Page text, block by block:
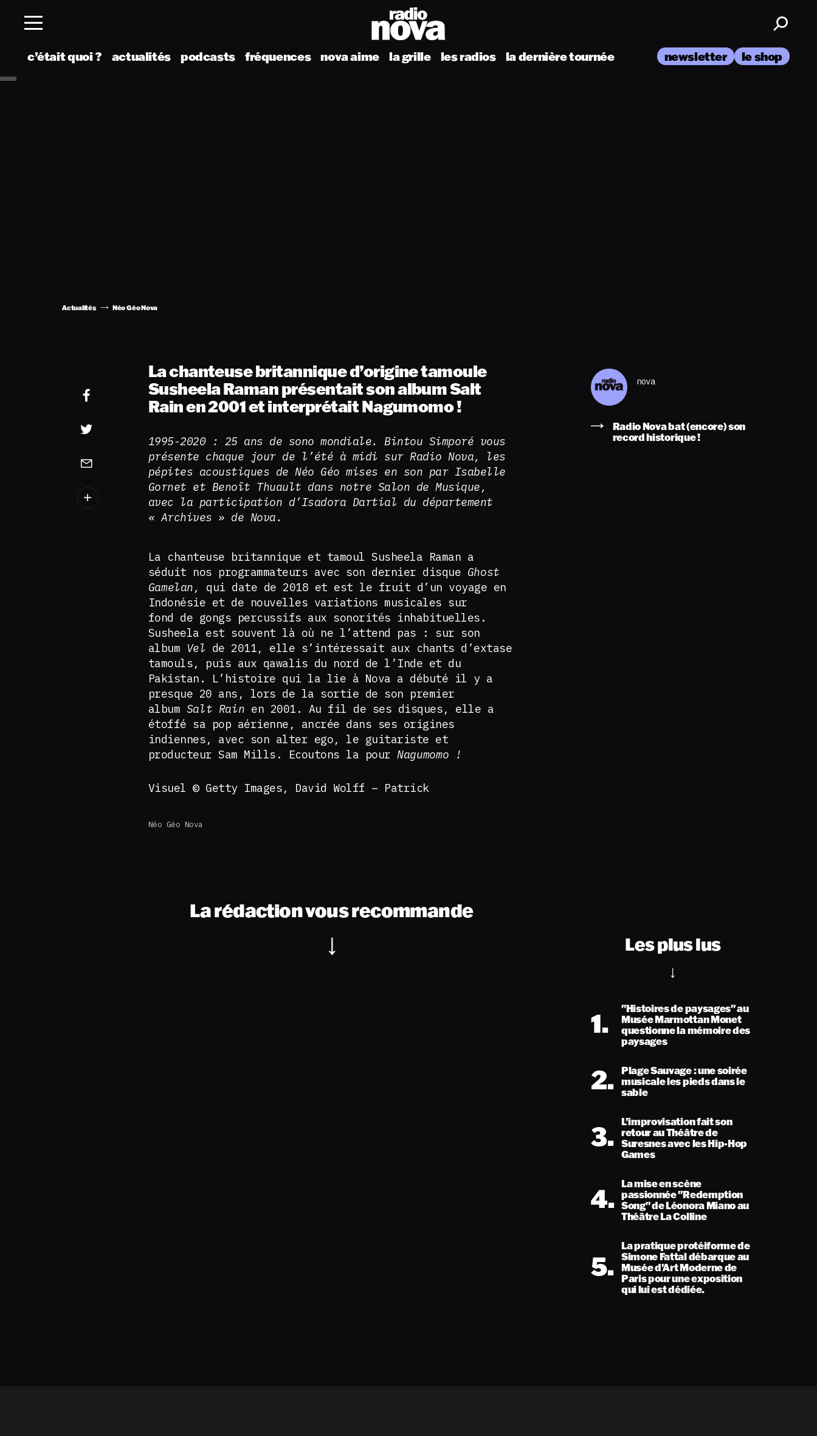
c’était quoi ? actualités podcasts fréquences nova aime la grille les radios la dernière tournée newsletter le shop
Actualités Néo Géo Nova
La chanteuse britannique d’origine tamoule
Susheela Raman présentait son album Salt
Rain en 2001 et interprétait Nagumomo !
1995-2020 : 25 ans de sono mondiale. Bintou Simporé vous
présente chaque jour de l’été à midi sur Radio Nova, les
pépites acoustiques de Néo Géo mises en son par Isabelle
Gornet et Benoît Thuault dans notre Salon de Musique,
avec la participation d’Isadora Dartial du département
« Archives » de Nova.
La chanteuse britannique et tamoul Susheela Raman a
séduit nos programmateurs avec son dernier disque Ghost
Gamelan, qui date de 2018 et est le fruit d’un voyage en
Indonésie et de nouvelles variations musicales sur
fond de gongs percussifs aux sonorités inhabituelles.
Susheela est souvent là où ne l’attend pas : sur son
album Vel de 2011, elle s’intéressait aux chants d’extase
tamouls, puis aux qawalis du nord de l’Inde et du
Pakistan. L’histoire qui la lie à Nova a débuté il y a
presque 20 ans, lors de la sortie de son premier
album Salt Rain en 2001. Au fil de ses disques, elle a
étoffé sa pop aérienne, ancrée dans ses origines
indiennes, avec son alter ego, le guitariste et
producteur Sam Mills. Ecoutons la pourNagumomo !
Visuel © Getty Images, David Wolff – Patrick
Néo Géo Nova
La rédaction vous recommande
nova
Radio Nova bat (encore) son
record historique !
Les plus lus
1.
"Histoires de paysages" au
Musée Marmottan Monet
questionne la mémoire des
paysages
2. Plage Sauvage : une soirée
musicale les pieds dans le
sable
3. L’improvisation fait son
retour au Théâtre de
Suresnes avec les Hip-Hop
Games
4. La mise en scène
passionnée "Redemption
Song" de Léonora Miano au
Théâtre La Colline
5.
La pratique protéiforme de
Simone Fattal débarque au
Musée d'Art Moderne de
Paris pour une exposition
qui lui est dédiée.